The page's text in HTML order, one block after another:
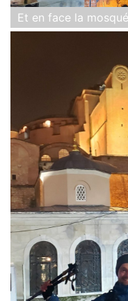
Et en face la